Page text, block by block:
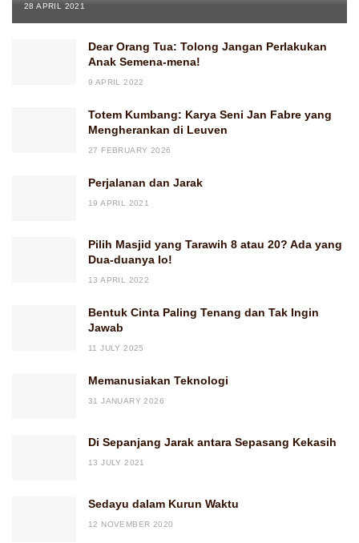
28 APRIL 2021
Dear Orang Tua: Tolong Jangan Perlakukan
Anak Semena-mena!
9 APRIL 2022
Totem Kumbang: Karya Seni Jan Fabre yang
Mengherankan di Leuven
27 FEBRUARY 2026
Perjalanan dan Jarak
19 APRIL 2021
Pilih Masjid yang Tarawih 8 atau 20? Ada yang
Dua-duanya lo!
13 APRIL 2022
Bentuk Cinta Paling Tenang dan Tak Ingin
Jawab
11 JULY 2025
Memanusiakan Teknologi
31 JANUARY 2026
Di Sepanjang Jarak antara Sepasang Kekasih
13 JULY 2021
Sedayu dalam Kurun Waktu
12 NOVEMBER 2020